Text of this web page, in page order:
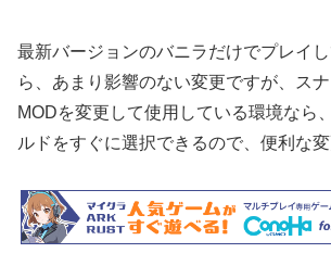
最新バージョンのバニラだけでプレイ
ら、あまり影響のない変更ですが、ス
MODを変更して使用している環境なら
ルドをすぐに選択できるので、便利な変